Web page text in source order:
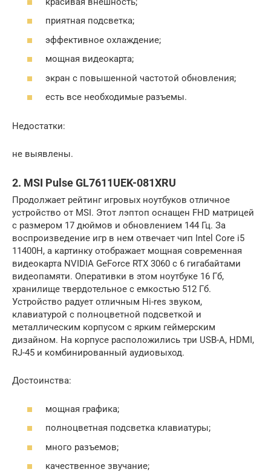
приятная подсветка;
эффективное охлаждение;
мощная видеокарта;
экран с повышенной частотой обновления;
есть все необходимые разъемы.
Недостатки:
не выявлены.
2. MSI Pulse GL7611UEK-081XRU
Продолжает рейтинг игровых ноутбуков отличное
устройство от MSI. Этот лэптоп оснащен FHD матрицей
с размером 17 дюймов и обновлением 144 Гц. За
воспроизведение игр в нем отвечает чип Intel Core i5
11400H, а картинку отображает мощная современная
видеокарта NVIDIA GeForce RTX 3060 с 6 гигабайтами
видеопамяти. Оперативки в этом ноутбуке 16 Гб,
хранилище твердотельное с емкостью 512 Гб.
Устройство радует отличным Hi-res звуком,
клавиатурой с полноцветной подсветкой и
металлическим корпусом с ярким геймерским
дизайном. На корпусе расположились три USB-A, HDMI,
RJ-45 и комбинированный аудиовыход.
Достоинства:
мощная графика;
полноцветная подсветка клавиатуры;
много разъемов;
качественное звучание;